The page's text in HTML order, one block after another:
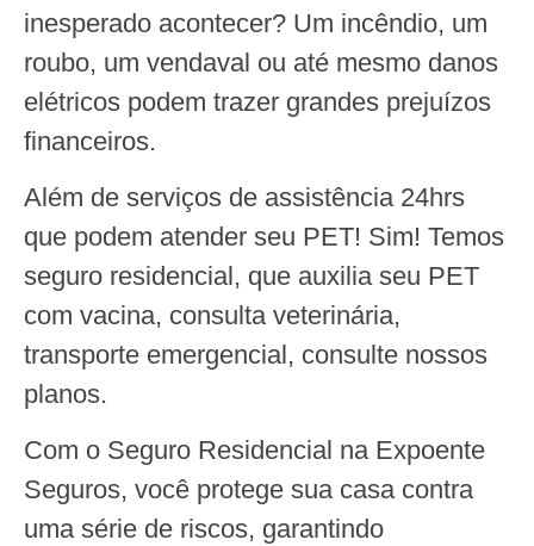
inesperado acontecer? Um incêndio, um
roubo, um vendaval ou até mesmo danos
elétricos podem trazer grandes prejuízos
financeiros.
Além de serviços de assistência 24hrs
que podem atender seu PET! Sim! Temos
seguro residencial, que auxilia seu PET
com vacina, consulta veterinária,
transporte emergencial, consulte nossos
planos.
Com o Seguro Residencial na Expoente
Seguros, você protege sua casa contra
uma série de riscos, garantindo